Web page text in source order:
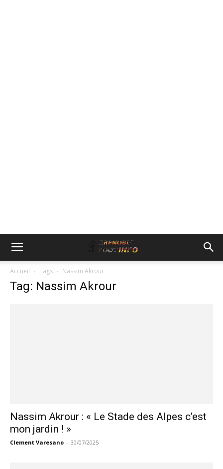
Accueil Tags Nassim Akrour
Tag: Nassim Akrour
Nassim Akrour : « Le Stade des Alpes c’est
mon jardin ! »
Clement Varesano - 30/07/2025